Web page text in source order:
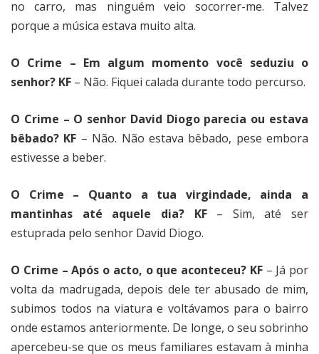
no carro, mas ninguém veio socorrer-me. Talvez
porque a música estava muito alta.
O Crime – Em algum momento você seduziu o
senhor? KF – Não. Fiquei calada durante todo percurso.
O Crime – O senhor David Diogo parecia ou estava
bêbado? KF – Não. Não estava bêbado, pese embora
estivesse a beber.
O Crime – Quanto a tua virgindade, ainda a
mantinhas até aquele dia? KF– Sim, até ser
estuprada pelo senhor David Diogo.
O Crime – Após o acto, o que aconteceu? KF– Já por
volta da madrugada, depois dele ter abusado de mim,
subimos todos na viatura e voltávamos para o bairro
onde estamos anteriormente. De longe, o seu sobrinho
apercebeu-se que os meus familiares estavam à minha